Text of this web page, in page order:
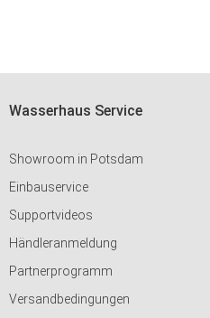
Wasserhaus Service
Showroom in Potsdam
Einbauservice
Supportvideos
Händleranmeldung
Partnerprogramm
Versandbedingungen